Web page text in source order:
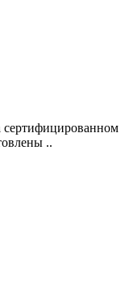
сертифицированном
..